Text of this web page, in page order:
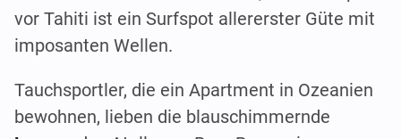
vor Tahiti ist ein Surfspot allererster Güte mit
imposanten Wellen.
Tauchsportler, die ein Apartment in Ozeanien
bewohnen, lieben die blauschimmernde